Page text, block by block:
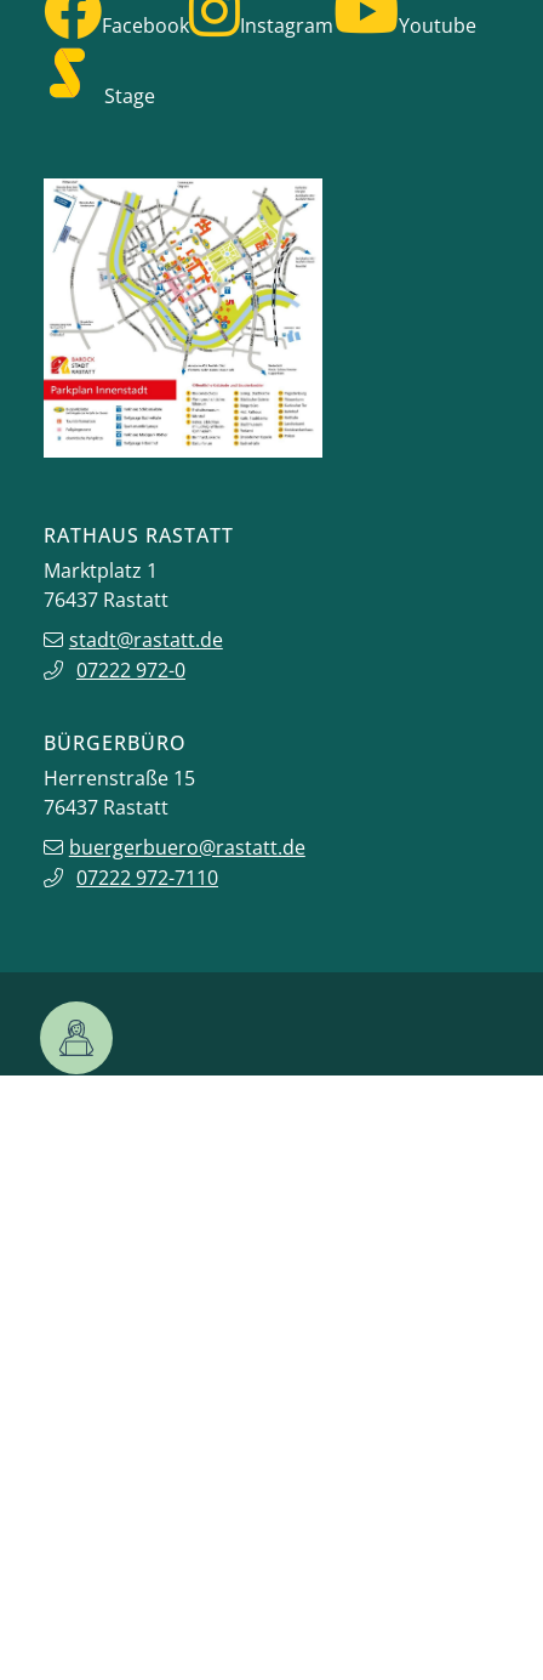
Facebook Instagram Youtube
Stage
RATHAUS RASTATT
Marktplatz 1
76437 Rastatt
stadt@rastatt.de
07222 972-0
BÜRGERBÜRO
Herrenstraße 15
76437 Rastatt
buergerbuero@rastatt.de
07222 972-7110